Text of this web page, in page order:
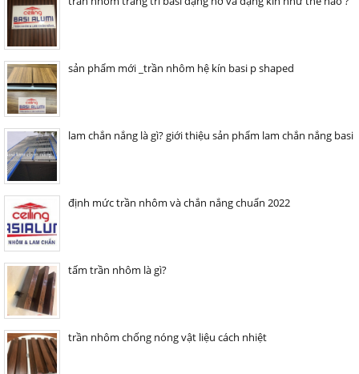
sản phẩm mới _trần nhôm hệ kín basi p shaped
lam chắn nắng là gì? giới thiệu sản phẩm lam chắn nắng basi
định mức trần nhôm và chắn nắng chuẩn 2022
tấm trần nhôm là gì?
trần nhôm chống nóng vật liệu cách nhiệt